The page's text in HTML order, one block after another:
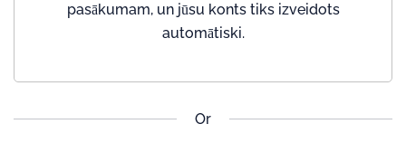
pasākumam, un jūsu konts tiks izveidots
automātiski.
Or